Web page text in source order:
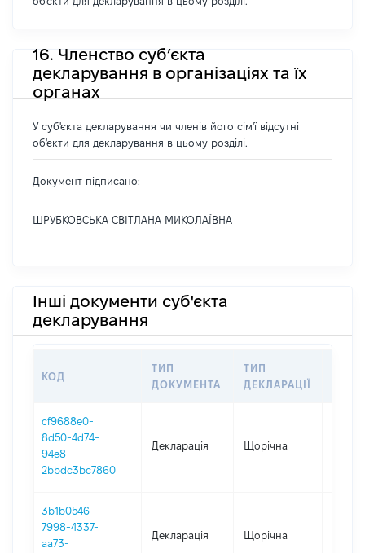
16. Членство суб’єкта
декларування в організаціях та їх
органах
У суб'єкта декларування чи членів його сім'ї відсутні
об'єкти для декларування в цьому розділі.
Документ підписано:
ШРУБКОВСЬКА СВІТЛАНА МИКОЛАЇВНА
Інші документи суб'єкта
декларування
КОД
ТИП
ДОКУМЕНТА
ТИП
ДЕКЛАРАЦІЇ
cf9688e0-
8d50-4d74-
94e8-
2bbdc3bc7860
Декларація Щорічна
3b1b0546-
7998-4337-
aa73-
Декларація Щорічна